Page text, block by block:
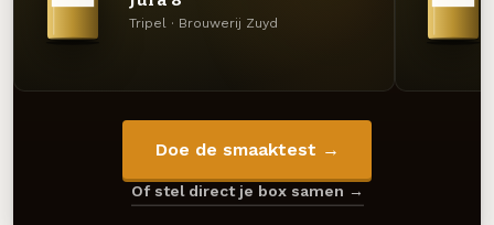
Tripel · Brouwerij Zuyd
Doe de smaaktest →
Of stel direct je box samen →